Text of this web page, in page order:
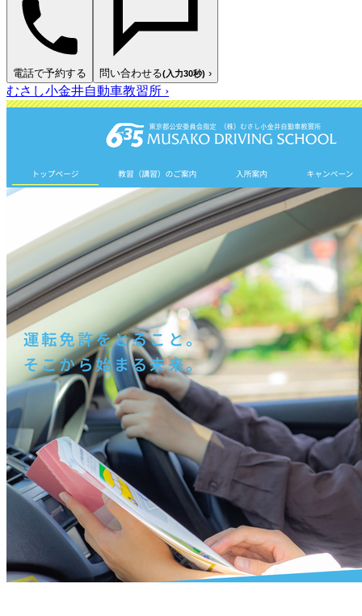
電話で予約する 問い合わせる(入力30秒) ›
むさし小金井自動車教習所 ›